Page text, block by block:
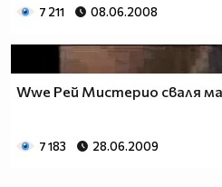
7 211 08.06.2008
Wwe Рей Мистерио сваля
7 183 28.06.2009